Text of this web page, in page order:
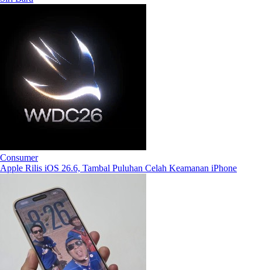
Consumer
Apple Rilis iOS 26.6, Tambal Puluhan Celah Keamanan iPhone